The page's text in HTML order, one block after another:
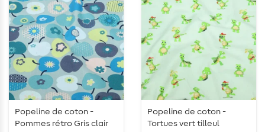
Popeline de coton -
Pommes rétro Gris clair
Popeline de coton -
Tortues vert tilleul